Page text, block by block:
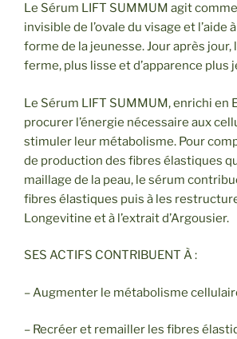
Le Sérum LIFT SUMMUM agit
invisible de l’ovale du visage et l’aide
forme de la jeunesse. Jour après jour,
ferme, plus lisse et d’apparence plus
Le Sérum LIFT SUMMUM, enrichi en
procurer l’énergie nécessaire aux
stimuler leur métabolisme. Pour
de production des fibres élastiques
maillage de la peau, le sérum
fibres élastiques puis à les
Longevitine et à l’extrait d’Argousier.
SES ACTIFS CONTRIBUENT À :
– Augmenter le métabolisme
– Recréer et remailler les fibres